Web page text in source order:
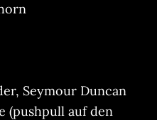
Seymour Duncan
(pushpull auf den